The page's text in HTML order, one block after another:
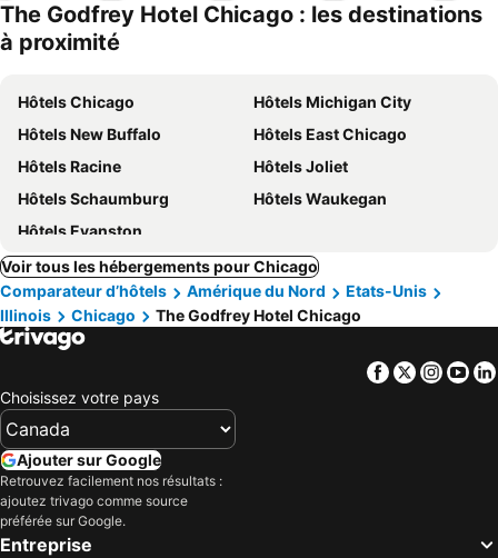
The Godfrey Hotel Chicago : les destinations
à proximité
Hôtels Chicago
Hôtels Michigan City
Hôtels New Buffalo
Hôtels East Chicago
Hôtels Racine
Hôtels Joliet
Hôtels Schaumburg
Hôtels Waukegan
Hôtels Evanston
Voir tous les hébergements pour Chicago
Comparateur d’hôtels
Amérique du Nord
Etats-Unis
Illinois
Chicago The Godfrey Hotel Chicago
Facebook
Twitter
Choisissez votre pays
Ajouter sur Google
Retrouvez facilement nos résultats :
ajoutez trivago comme source
préférée sur Google.
Entreprise